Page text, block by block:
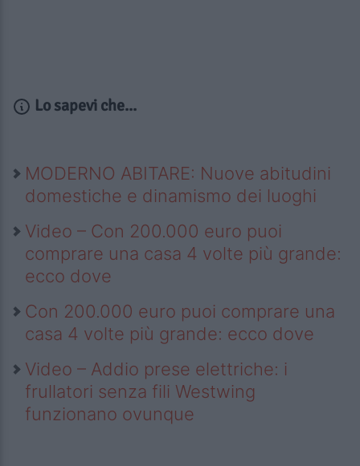
Lo sapevi che...
MODERNO ABITARE: Nuove abitudini
domestiche e dinamismo dei luoghi
Video – Con 200.000 euro puoi
comprare una casa 4 volte più grande:
ecco dove
Con 200.000 euro puoi comprare una
casa 4 volte più grande: ecco dove
Video – Addio prese elettriche: i
frullatori senza fili Westwing
funzionano ovunque